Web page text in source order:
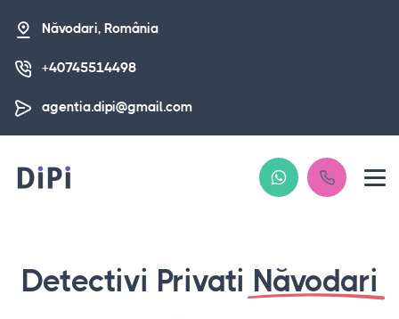
Năvodari, România
+40745514498
agentia.dipi@gmail.com
Detectivi Privati Năvodari